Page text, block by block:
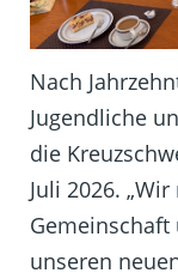
Nach
Jugendliche
die
Juli 2026.
unseren